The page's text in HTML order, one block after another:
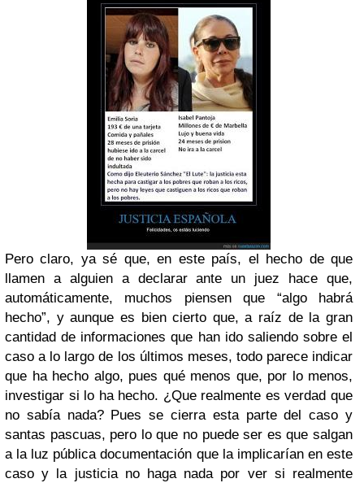
Pero claro, ya sé que, en este país, el hecho de que
llamen a alguien a declarar ante un juez hace que,
automáticamente, muchos piensen que “algo habrá
hecho”, y aunque es bien cierto que, a raíz de la gran
cantidad de informaciones que han ido saliendo sobre el
caso a lo largo de los últimos meses, todo parece indicar
que ha hecho algo, pues qué menos que, por lo menos,
investigar si lo ha hecho. ¿Que realmente es verdad que
no sabía nada? Pues se cierra esta parte del caso y
santas pascuas, pero lo que no puede ser es que salgan
a la luz pública documentación que la implicarían en este
caso y la justicia no haga nada por ver si realmente